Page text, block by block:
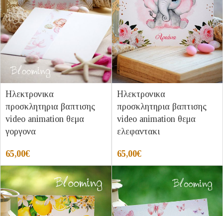
Ηλεκτρονικα
προσκλητηρια βαπτισης
video animation θεμα
γοργονα
65,00€
Ηλεκτρονικα
προσκλητηρια βαπτισης
video animation θεμα
ελεφαντακι
65,00€